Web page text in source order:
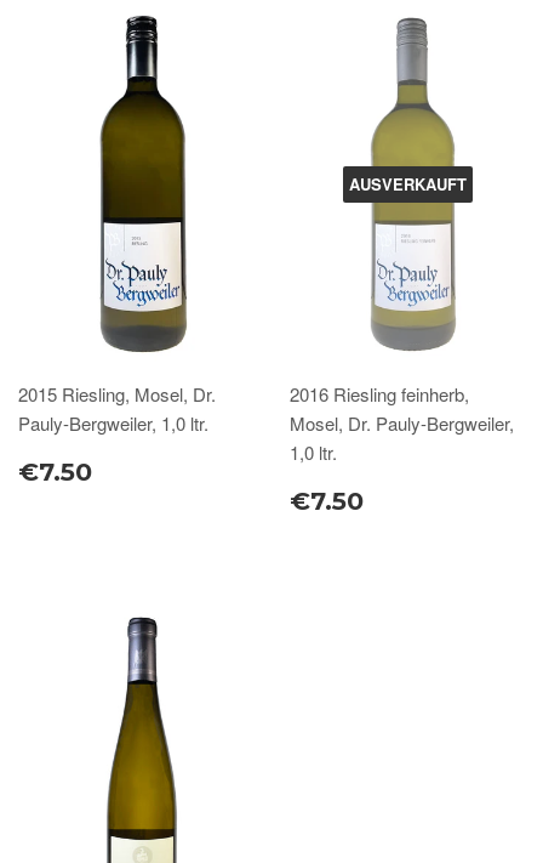
2015 Riesling, Mosel, Dr.
Pauly-Bergweiler, 1,0 ltr.
€7.50
AUSVERKAUFT
2016 Riesling feinherb,
Mosel, Dr. Pauly-Bergweiler,
1,0 ltr.
€7.50